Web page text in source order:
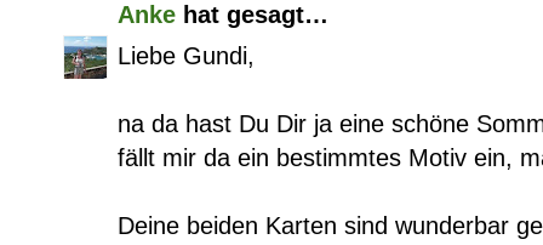
Anke hat gesagt…
Liebe Gundi,
na da hast Du Dir ja eine schöne
fällt mir da ein bestimmtes Motiv ein,
Deine beiden Karten sind wunderbar